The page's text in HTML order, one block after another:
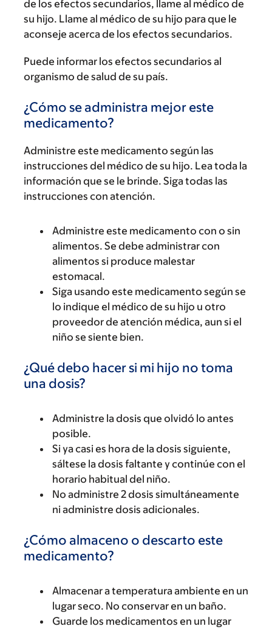
de los efectos secundarios, llame al médico de
su hijo. Llame al médico de su hijo para que le
aconseje acerca de los efectos secundarios.
Puede informar los efectos secundarios al
organismo de salud de su país.
¿Cómo se administra mejor este
medicamento?
Administre este medicamento según las
instrucciones del médico de su hijo. Lea toda la
información que se le brinde. Siga todas las
instrucciones con atención.
Administre este medicamento con o sin
alimentos. Se debe administrar con
alimentos si produce malestar
estomacal.
Siga usando este medicamento según se
lo indique el médico de su hijo u otro
proveedor de atención médica, aun si el
niño se siente bien.
¿Qué debo hacer si mi hijo no toma
una dosis?
Administre la dosis que olvidó lo antes
posible.
Si ya casi es hora de la dosis siguiente,
sáltese la dosis faltante y continúe con el
horario habitual del niño.
No administre 2 dosis simultáneamente
ni administre dosis adicionales.
¿Cómo almaceno o descarto este
medicamento?
Almacenar a temperatura ambiente en un
lugar seco. No conservar en un baño.
Guarde los medicamentos en un lugar